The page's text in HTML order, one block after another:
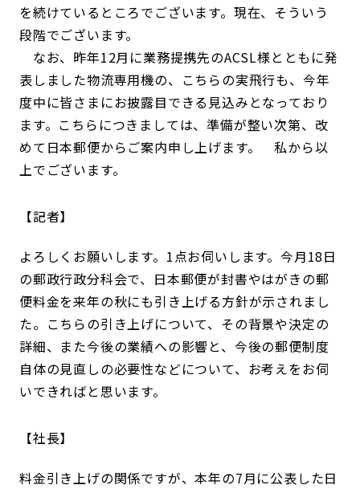
を続けているところでございます。現在、そういう
段階でございます。
なお、昨年12月に業務提携先のACSL様とともに発
表しました物流専用機の、こちらの実飛行も、今年
度中に皆さまにお披露目できる見込みとなっており
ます。こちらにつきましては、準備が整い次第、改
めて日本郵便からご案内申し上げます。 私から以
上でございます。
記者
よろしくお願いします。1点お伺いします。今月18日
の郵政行政分科会で、日本郵便が封書やはがきの郵
便料金を来年の秋にも引き上げる方針が示されまし
た。こちらの引き上げについて、その背景や決定の
詳細、また今後の業績への影響と、今後の郵便制度
自体の見直しの必要性などについて、お考えをお伺
いできればと思います。
社長
料金引き上げの関係ですが、本年の7月に公表した日